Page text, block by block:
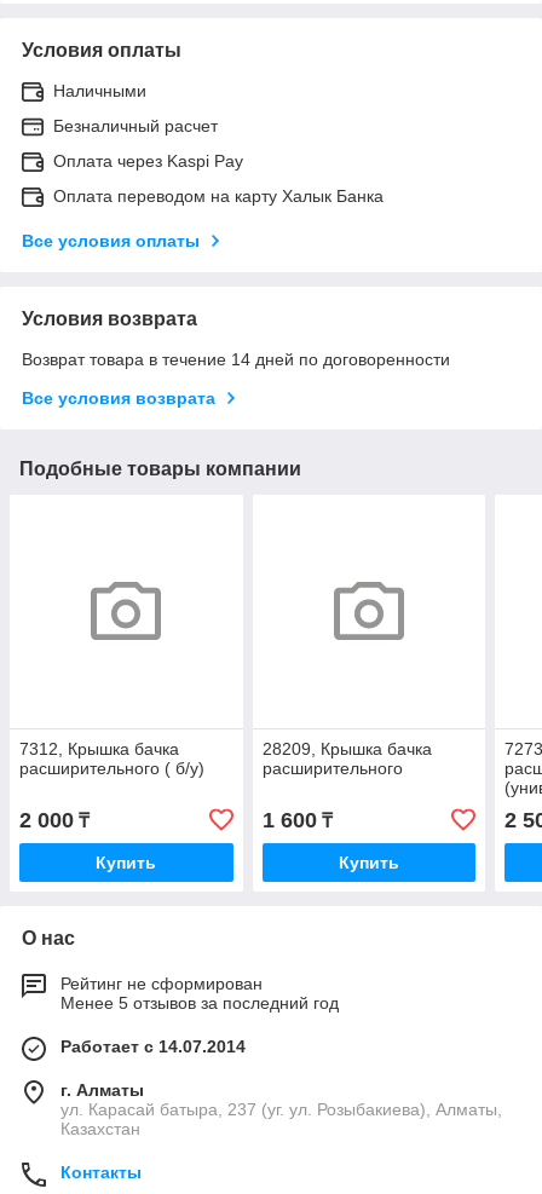
Условия оплаты
Наличными
Безналичный расчет
Оплата через Kaspi Pay
Оплата переводом на карту Халык Банка
Все условия оплаты
Условия возврата
Возврат товара в течение 14 дней по договоренности
Все условия возврата
Подобные товары компании
7312, Крышка бачка
расширительного ( б/у)
2 000 ₸
Купить
28209, Крышка бачка
расширительного
1 600₸
Купить
2
О нас
Рейтинг не сформирован
Менее 5 отзывов за последний год
Работает с 14.07.2014
г. Алматы
ул. Карасай батыра, 237 (уг. ул. Розыбакиева), Алматы,
Казахстан
Контакты